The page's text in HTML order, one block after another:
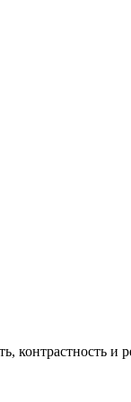
контрастность и